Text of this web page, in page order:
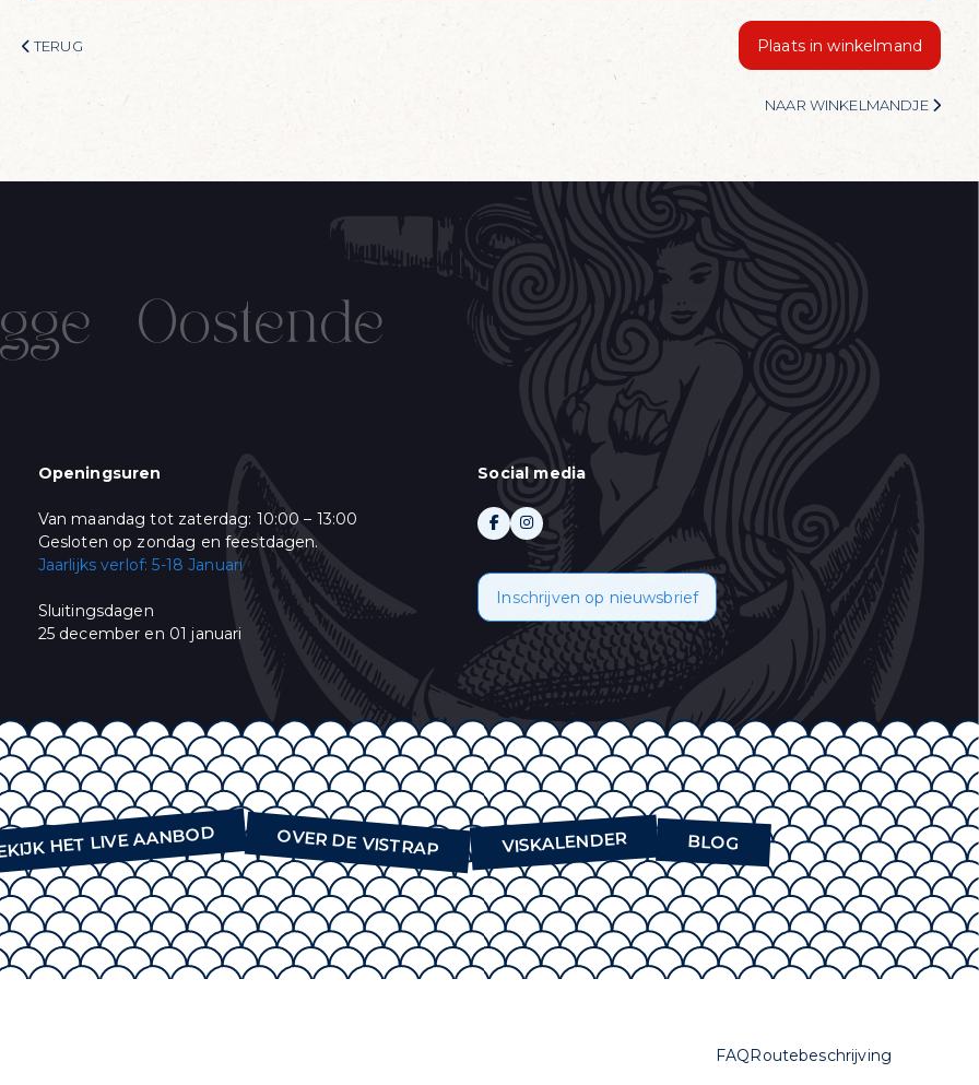
Plaats in winkelmand
TERUG
NAAR WINKELMANDJE
OP ONZE NIEUWSBRIEF!
per week een mail met ons Live Aanbod en ons leuke "vis-nieuws". Gelieve aan te duiden wat u
afmelden door te klikken op de link in de voettekst van onze e-mails. Voor informatie over
onze website.
Oostende
Openingsuren
Van maandag tot zaterdag: 10:00 – 13:00
Gesloten op zondag en feestdagen.
Jaarlijks verlof: 5-18 Januari
Sluitingsdagen
25 december en 01 januari
Social media
Inschrijven op nieuwsbrief
HET LIVE AANBOD OVER DE VISTRAP VISKALENDER BLOG
FAQRoutebeschrijving